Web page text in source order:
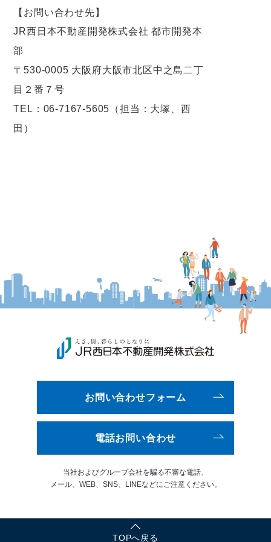
【お問い合わせ先】
JR西日本不動産開発株式会社 都市開発本
部
〒530-0005 大阪府大阪市北区中之島二丁
目２番７号
TEL：06-7167-5605（担当：大塚、西
田）
お問い合わせフォーム
電話お問い合わせ
当社およびグループ会社を騙る不審な電話、
メール、WEB、 SNS、LINEなどにご注意ください。
TOPへ戻る